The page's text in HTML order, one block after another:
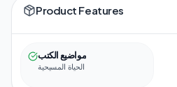
Product Features
مواضيع الكتب
الحياة المسيحية